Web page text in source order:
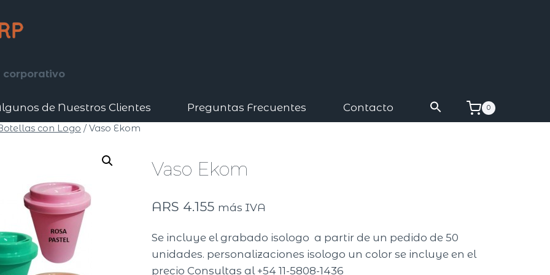
corporativo
de Nuestros Clientes Preguntas Frecuentes Contacto 0
con Logo / Vaso Ekom
Vaso Ekom
ARS 4.155 más IVA
Se incluye el grabado isologo a partir de un pedido de 50
unidades. personalizaciones isologo un color se incluye en el
precio Consultas al +54 11-5808-1436